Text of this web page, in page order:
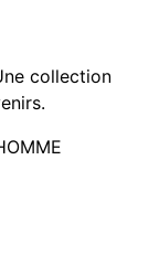
collection